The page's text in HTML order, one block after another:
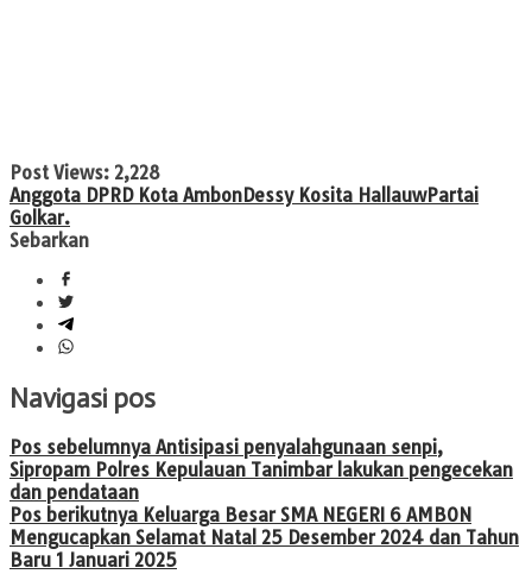
Post Views: 2,228
Anggota DPRD Kota AmbonDessy Kosita HallauwPartai
Golkar.
Sebarkan
Navigasi pos
Pos sebelumnya Antisipasi penyalahgunaan senpi,
Sipropam Polres Kepulauan Tanimbar lakukan pengecekan
dan pendataan
Pos berikutnya Keluarga Besar SMA NEGERI 6 AMBON
Mengucapkan Selamat Natal 25 Desember 2024 dan Tahun
Baru 1 Januari 2025